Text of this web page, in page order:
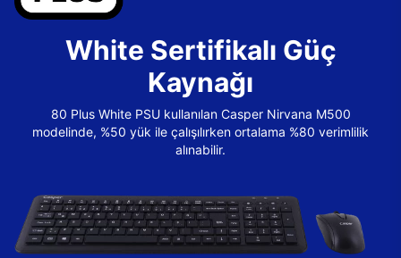
White Sertifikalı Güç
Kaynağı
80 Plus White PSU kullanılan Casper Nirvana M500
modelinde, %50 yük ile çalışılırken ortalama %80 verimlilik
alınabilir.